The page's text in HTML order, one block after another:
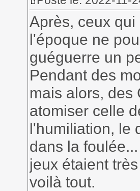
Après, ceux
l'époque ne
guéguerre un
Pendant des
mais alors, des
atomiser celle
l'humiliation, le
dans la
jeux étaient
voilà tout.